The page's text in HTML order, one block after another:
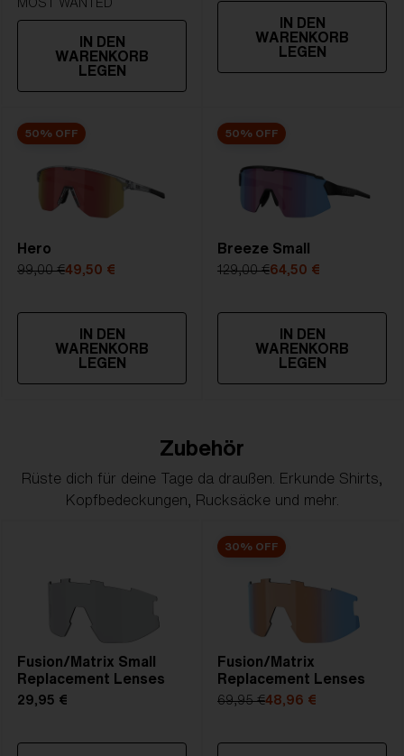
MOST WANTED
IN DEN
WARENKORB
LEGEN
IN DEN
WARENKORB
LEGEN
50% OFF
Hero
99,00 €49,50 €
IN DEN
WARENKORB
LEGEN
50% OFF
Breeze Small
129,00 €64,50 €
IN DEN
WARENKORB
LEGEN
Zubehör
Rüste dich für deine Tage da draußen. Erkunde Shirts,
Kopfbedeckungen, Rucksäcke und mehr.
Fusion/Matrix Small
Replacement Lenses
29,95 €
30% OFF
Fusion/Matrix
Replacement Lenses
69,95 €48,96 €